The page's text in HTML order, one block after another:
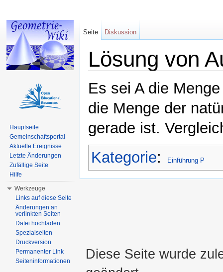
Lösung von
Es sei A die
die Menge der
gerade ist.
Kategorie: Einführung P
Seite Diskussion
Hauptseite
Gemeinschaftsportal
Aktuelle Ereignisse
Letzte Änderungen
Zufällige Seite
Hilfe
Werkzeuge
Links auf diese Seite
Änderungen an
verlinkten Seiten
Datei hochladen
Spezialseiten
Druckversion
Permanenter Link
Seiteninformationen
Diese Seite wurde